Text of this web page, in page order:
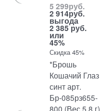
5 299руб.
2 914руб.
выгода
2 385 руб.
или
45%
Скидка 45%
*Брошь
Кошачий Глаз
синт арт.
Бр-085рз655-
800 (Вес 5,8 г)